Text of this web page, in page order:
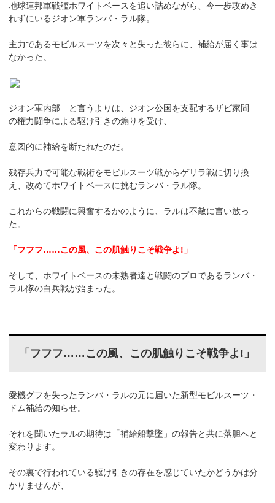
地球連邦軍戦艦ホワイトベースを追い詰めながら、今一歩攻めき
れずにいるジオン軍ランバ・ラル隊。
主力であるモビルスーツを次々と失った彼らに、補給が届く事は
なかった。
ジオン軍内部―と言うよりは、ジオン公国を支配するザビ家間―
の権力闘争による駆け引きの煽りを受け、
意図的に補給を断たれたのだ。
残存兵力で可能な戦術をモビルスーツ戦からゲリラ戦に切り換
え、改めてホワイトベースに挑むランバ・ラル隊。
これからの戦闘に興奮するかのように、ラルは不敵に言い放っ
た。
「フフフ……この風、この肌触りこそ戦争よ!」
そして、ホワイトベースの未熟者達と戦闘のプロであるランバ・
ラル隊の白兵戦が始まった。
「フフフ……この風、この肌触りこそ戦争よ ! 」
愛機グフを失ったランバ・ラルの元に届いた新型モビルスーツ・
ドム補給の知らせ。
それを聞いたラルの期待は「補給船撃墜」の報告と共に落胆へと
変わります。
その裏で行われている駆け引きの存在を感じていたかどうかは分
かりませんが、